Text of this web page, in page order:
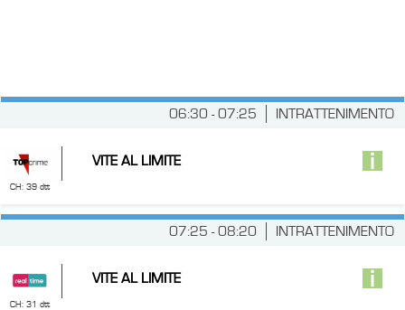
INTRATTENIMENTO
06:30 - 07:25
CH: 39 dtt
VITE AL LIMITE
INTRATTENIMENTO
07:25 - 08:20
CH: 31 dtt
VITE AL LIMITE